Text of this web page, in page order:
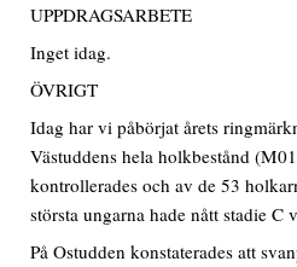
UPPDRAGSARBETE
Inget idag.
ÖVRIGT
Idag har vi påbörjat årets
Västuddens hela holkbestånd
kontrollerades och av de 53
största ungarna hade nått stadie C
På Ostudden konstaterades att